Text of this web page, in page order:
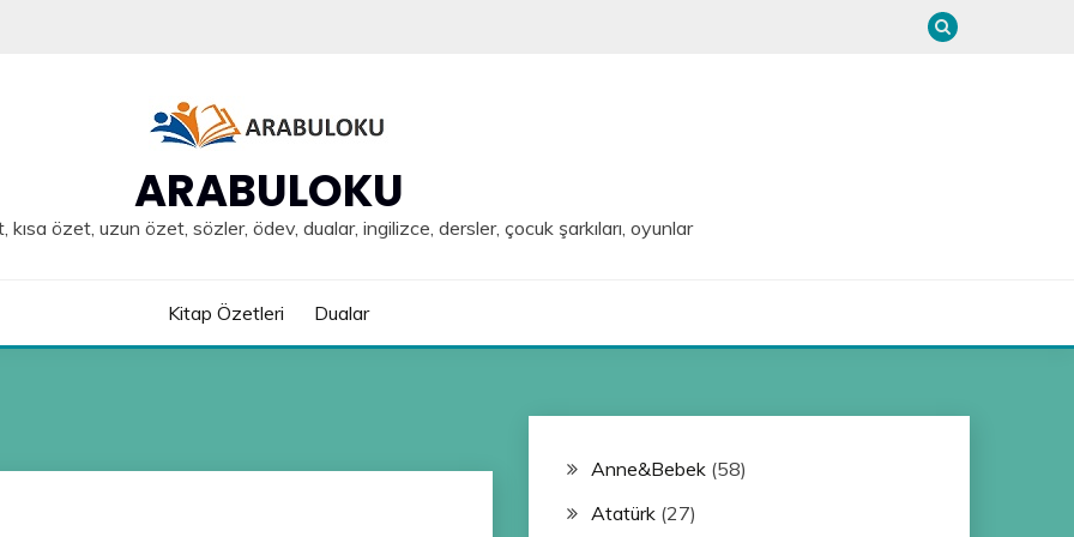
ARABULOKU
özet, uzun özet, sözler, ödev, dualar, ingilizce, dersler, çocuk şarkıları, oyunlar
Kitap Özetleri Dualar
Anne&Bebek(58)
Atatürk(27)